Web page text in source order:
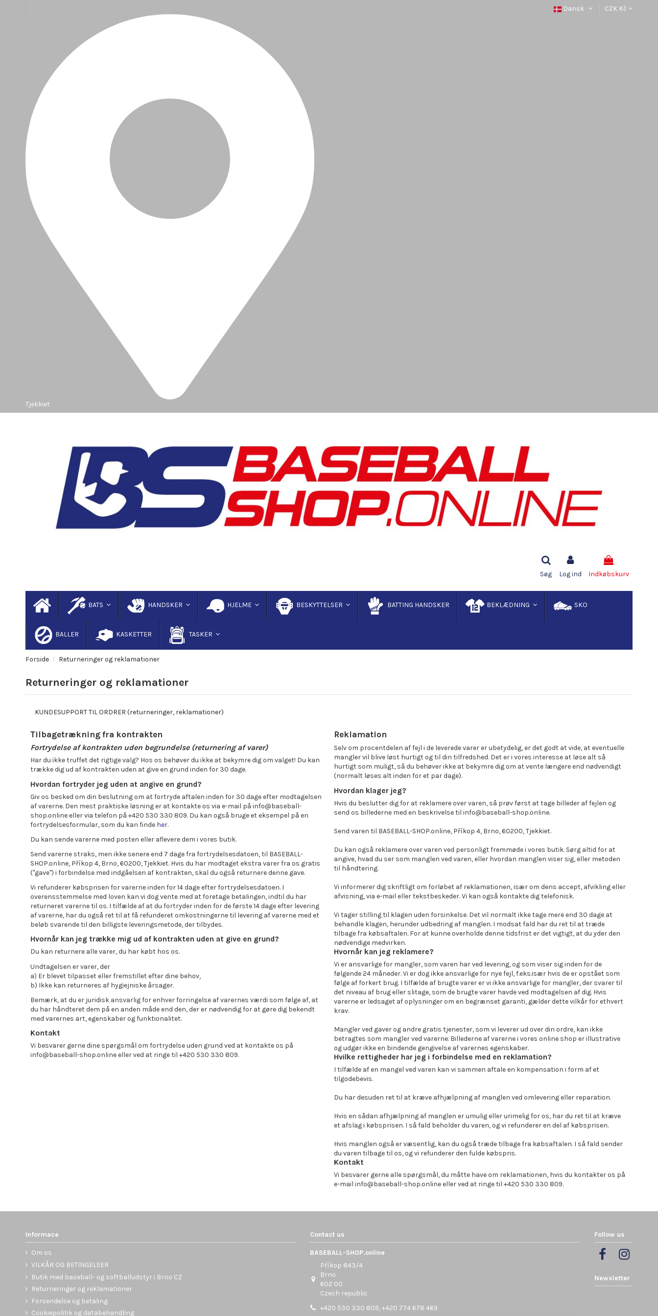
Tjekkiet
Dansk CZK Kč
Søg Log ind Indkøbskurv
BATS HANDSKER HJELME BESKYTTELSER BATTING HANDSKER BEKLÆDNING SKO
BALLER KASKETTER TASKER
Forside Returneringer og reklamationer
Returneringer og reklamationer
KUNDESUPPORT TIL ORDRER (returneringer, reklamationer)
Tilbagetrækning fra kontrakten
Fortrydelse af kontrakten uden begrundelse (returnering af varer)
Har du ikke truffet det rigtige valg? Hos os behøver du ikke at bekymre dig om valget! Du kan
trække dig ud af kontrakten uden at give en grund inden for 30 dage.
Hvordan fortryder jeg uden at angive en grund?
Giv os besked om din beslutning om at fortryde aftalen inden for 30 dage efter modtagelsen
af varerne. Den mest praktiske løsning er at kontakte os via e-mail på info@baseball-
shop.online eller via telefon på +420 530 330 809. Du kan også bruge et eksempel på en
fortrydelsesformular, som du kan finde her.
Du kan sende varerne med posten eller aflevere dem i vores butik.
Send varerne straks, men ikke senere end 7 dage fra fortrydelsesdatoen, til BASEBALL-
SHOP.online, Příkop 4, Brno, 60200, Tjekkiet. Hvis du har modtaget ekstra varer fra os gratis
("gave") i forbindelse med indgåelsen af kontrakten, skal du også returnere denne gave.
Vi refunderer købsprisen for varerne inden for 14 dage efter fortrydelsesdatoen. I
overensstemmelse med loven kan vi dog vente med at foretage betalingen, indtil du har
returneret varerne til os. I tilfælde af at du fortryder inden for de første 14 dage efter levering
af varerne, har du også ret til at få refunderet omkostningerne til levering af varerne med et
beløb svarende til den billigste leveringsmetode, der tilbydes.
Hvornår kan jeg trække mig ud af kontrakten uden at give en grund?
Du kan returnere alle varer, du har købt hos os.
Undtagelsen er varer, der
a) Er blevet tilpasset eller fremstillet efter dine behov,
b) Ikke kan returneres af hygiejniske årsager.
Bemærk, at du er juridisk ansvarlig for enhver forringelse af varernes værdi som følge af, at
du har håndteret dem på en anden måde end den, der er nødvendig for at gøre dig bekendt
med varernes art, egenskaber og funktionalitet.
Kontakt
Vi besvarer gerne dine spørgsmål om fortrydelse uden grund ved at kontakte os på
info@baseball-shop.online eller ved at ringe til +420 530 330 809.
Reklamation
Selv om procentdelen af fejl i de leverede varer er ubetydelig, er det godt at vide, at eventuelle
mangler vil blive løst hurtigt og til din tilfredshed. Det er i vores interesse at løse alt så
hurtigt som muligt, så du behøver ikke at bekymre dig om at vente længere end nødvendigt
(normalt løses alt inden for et par dage).
Hvordan klager jeg?
Hvis du beslutter dig for at reklamere over varen, så prøv først at tage billeder af fejlen og
send os billederne med en beskrivelse til info@baseball-shop.online.
Send varen til BASEBALL-SHOP.online, Příkop 4, Brno, 60200, Tjekkiet.
Du kan også reklamere over varen ved personligt fremmøde i vores butik. Sørg altid for at
angive, hvad du ser som manglen ved varen, eller hvordan manglen viser sig, eller metoden
til håndtering.
Vi informerer dig skriftligt om forløbet af reklamationen, især om dens accept, afvikling eller
afvisning, via e-mail eller tekstbeskeder. Vi kan også kontakte dig telefonisk.
Vi tager stilling til klagen uden forsinkelse. Det vil normalt ikke tage mere end 30 dage at
behandle klagen, herunder udbedring af manglen. I modsat fald har du ret til at træde
tilbage fra købsaftalen. For at kunne overholde denne tidsfrist er det vigtigt, at du yder den
nødvendige medvirken.
Hvornår kan jeg reklamere?
Vi er ansvarlige for mangler, som varen har ved levering, og som viser sig inden for de
følgende 24 måneder. Vi er dog ikke ansvarlige for nye fejl, f.eks.især hvis de er opstået som
følge af forkert brug. I tilfælde af brugte varer er vi ikke ansvarlige for mangler, der svarer til
det niveau af brug eller slitage, som de brugte varer havde ved modtagelsen af dig. Hvis
varerne er ledsaget af oplysninger om en begrænset garanti, gælder dette vilkår for ethvert
krav.
Mangler ved gaver og andre gratis tjenester, som vi leverer ud over din ordre, kan ikke
betragtes som mangler ved varerne. Billederne af varerne i vores online shop er illustrative
og udgør ikke en bindende gengivelse af varernes egenskaber.
Hvilke rettigheder har jeg i forbindelse med en reklamation?
I tilfælde af en mangel ved varen kan vi sammen aftale en kompensation i form af et
tilgodebevis.
Du har desuden ret til at kræve afhjælpning af manglen ved omlevering eller reparation.
Hvis en sådan afhjælpning af manglen er umulig eller urimelig for os, har du ret til at kræve
et afslag i købsprisen. I så fald beholder du varen, og vi refunderer en del af købsprisen.
Hvis manglen også er væsentlig, kan du også træde tilbage fra købsaftalen. I så fald sender
du varen tilbage til os, og vi refunderer den fulde købspris.
Kontakt
Vi besvarer gerne alle spørgsmål, du måtte have om reklamationen, hvis du kontakter os på
e-mail info@baseball-shop.online eller ved at ringe til +420 530 330 809.
Informace
Om os
VILKÅR OG BETINGELSER
Butik med baseball- og softballudstyr i Brno CZ
Returneringer og reklamationer
Forsendelse og betaling
Cookiepolitik og databehandling
Contact us
BASEBALL-SHOP.online
Příkop 843/4
Brno
602 00
Czech republic
+420 530 330 809, +420 774 678 469
Follow us
Newsletter